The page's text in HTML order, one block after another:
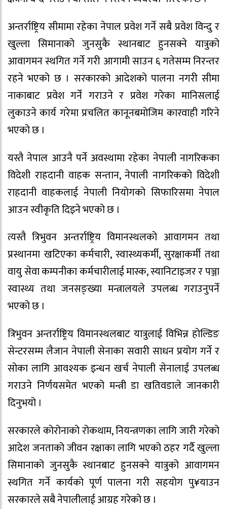
अन्तर्राष्ट्रिय सीमामा रहेका नेपाल प्रवेश गर्ने सबै प्रवेश विन्दु र
खुल्ला सिमानाको जुनसुकै स्थानबाट हुनसक्ने यात्रुको
आवागमन स्थगित गर्ने गरी आगामी साउन ६ गतेसम्म निरन्तर
रहने भएको छ । सरकारको आदेशको पालना नगरी सीमा
नाकाबाट प्रवेश गर्ने गराउने र प्रवेश गरेका मानिसलाई
लुकाउने कार्य गरेमा प्रचलित कानूनबमोजिम कारवाही गरिने
भएको छ ।
यस्तै नेपाल आउनै पर्ने अवस्थामा रहेका नेपाली नागरिकका
विदेशी राहदानी वाहक सन्तान, नेपाली नागरिकको विदेशी
राहदानी वाहकलाई नेपाली नियोगको सिफारिसमा नेपाल
आउन स्वीकृति दिइने भएको छ ।
त्यस्तै त्रिभुवन अन्तर्राष्ट्रिय विमानस्थलको आवागमन तथा
प्रस्थानमा खटिएका कर्मचारी, स्वास्थ्यकर्मी, सुरक्षाकर्मी तथा
वायु सेवा कम्पनीका कर्मचारीलाई मास्क, स्यानिटाइजर र पञ्जा
स्वास्थ्य तथा जनसङ्ख्या मन्त्रालयले उपलब्ध गराउनुपर्ने
भएको छ ।
त्रिभुवन अन्तर्राष्ट्रिय विमानस्थलबाट यात्रुलाई विभिन्न होल्डिङ
सेन्टरसम्म लैजान नेपाली सेनाका सवारी साधन प्रयोग गर्ने र
सोका लागि आवश्यक इन्धन खर्च नेपाली सेनालाई उपलब्ध
गराउने निर्णयसमेत भएको मन्त्री डा खतिवडाले जानकारी
दिनुभयो ।
सरकारले कोरोनाको रोकथाम, नियन्त्रणका लागि जारी गरेको
आदेश जनताको जीवन रक्षाका लागि भएको ठहर गर्दै खुल्ला
सिमानाको जुनसुकै स्थानबाट हुनसक्ने यात्रुको आवागमन
स्थगित गर्ने कार्यको पूर्ण पालना गरी सहयोग पु¥याउन
सरकारले सबै नेपालीलाई आग्रह गरेको छ ।